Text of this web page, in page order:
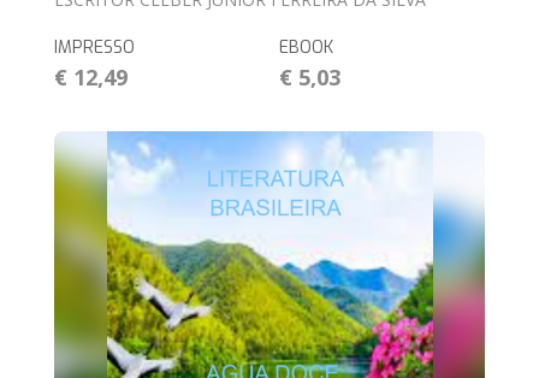
IMPRESSO
€ 12,49
EBOOK
€ 5,03